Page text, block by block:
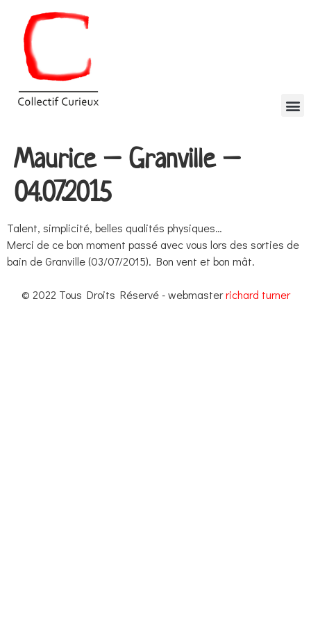
Maurice – Granville –
04.07.2015
Talent, simplicité, belles qualités physiques…
Merci de ce bon moment passé avec vous lors des sorties de
bain de Granville (03/07/2015). Bon vent et bon mât.
© 2022 Tous Droits Réservé - webmasterrichard turner